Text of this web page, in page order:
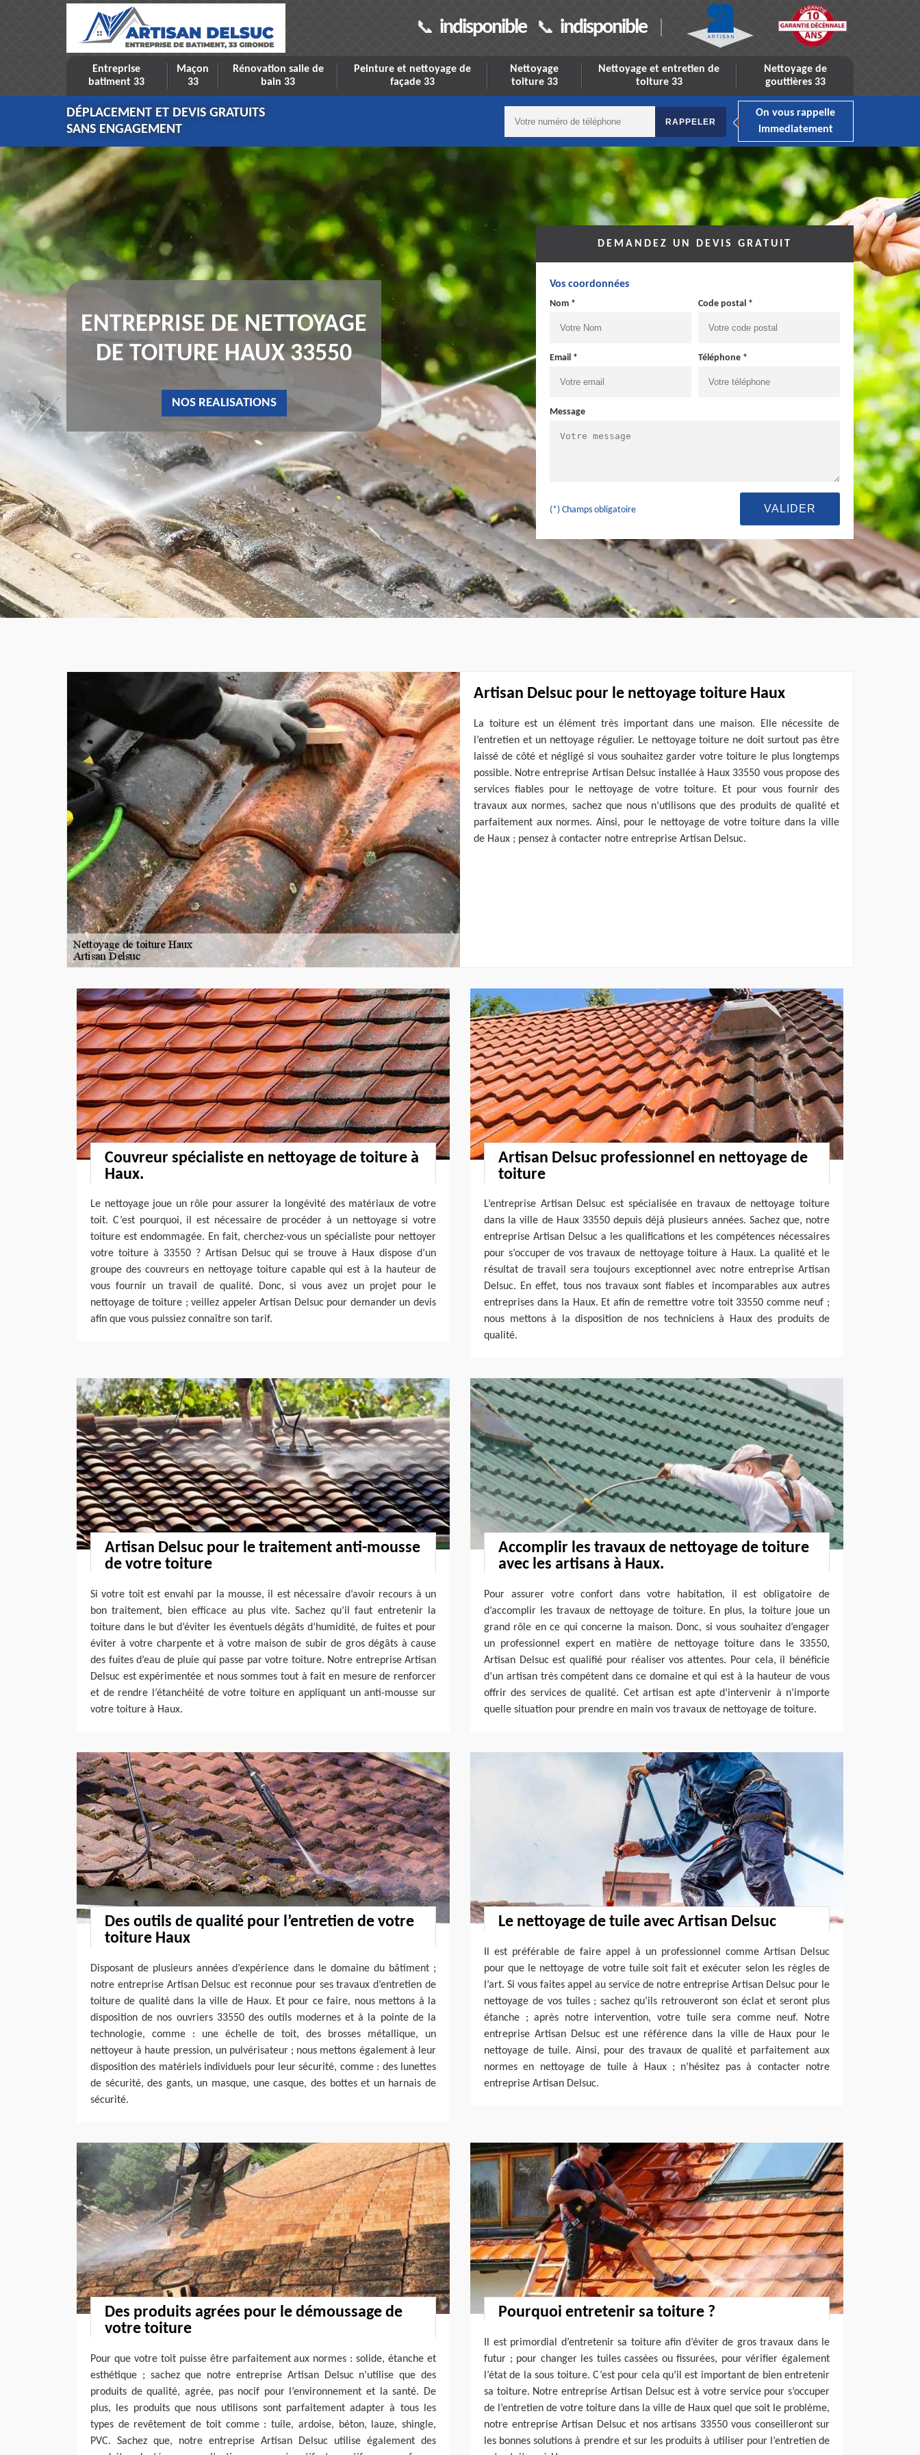
indisponible indisponible
Entreprise
batiment 33
Maçon
33
Rénovation salle de
bain 33
Peinture et nettoyage de
façade 33
Nettoyage
toiture 33
Nettoyage et entretien de
toiture 33
Nettoyage de
gouttières 33
DÉPLACEMENT ET DEVIS GRATUITS
SANS ENGAGEMENT
On vous rappelle
immediatement
ENTREPRISE DE NETTOYAGE
DE TOITURE HAUX 33550
NOS REALISATIONS
DEMANDEZ UN DEVIS GRATUIT
Vos coordonnées
Nom * Code postal *
Email * Téléphone *
Message
(*) Champs obligatoire
Artisan Delsuc pour le nettoyage toiture Haux
La toiture est un élément très important dans une maison. Elle nécessite de
l’entretien et un nettoyage régulier. Le nettoyage toiture ne doit surtout pas être
laissé de côté et négligé si vous souhaitez garder votre toiture le plus longtemps
possible. Notre entreprise Artisan Delsuc installée à Haux 33550 vous propose des
services fiables pour le nettoyage de votre toiture. Et pour vous fournir des
travaux aux normes, sachez que nous n’utilisons que des produits de qualité et
parfaitement aux normes. Ainsi, pour le nettoyage de votre toiture dans la ville
de Haux ; pensez à contacter notre entreprise Artisan Delsuc.
Couvreur spécialiste en nettoyage de toiture à
Haux.
Le nettoyage joue un rôle pour assurer la longévité des matériaux de votre
toit. C’est pourquoi, il est nécessaire de procéder à un nettoyage si votre
toiture est endommagée. En fait, cherchez-vous un spécialiste pour nettoyer
votre toiture à 33550 ? Artisan Delsuc qui se trouve à Haux dispose d’un
groupe des couvreurs en nettoyage toiture capable qui est à la hauteur de
vous fournir un travail de qualité. Donc, si vous avez un projet pour le
nettoyage de toiture ; veillez appeler Artisan Delsuc pour demander un devis
afin que vous puissiez connaître son tarif.
Artisan Delsuc professionnel en nettoyage de
toiture
L’entreprise Artisan Delsuc est spécialisée en travaux de nettoyage toiture
dans la ville de Haux 33550 depuis déjà plusieurs années. Sachez que, notre
entreprise Artisan Delsuc a les qualifications et les compétences nécessaires
pour s’occuper de vos travaux de nettoyage toiture à Haux. La qualité et le
résultat de travail sera toujours exceptionnel avec notre entreprise Artisan
Delsuc. En effet, tous nos travaux sont fiables et incomparables aux autres
entreprises dans la Haux. Et afin de remettre votre toit 33550 comme neuf ;
nous mettons à la disposition de nos techniciens à Haux des produits de
qualité.
Artisan Delsuc pour le traitement anti-mousse
de votre toiture
Si votre toit est envahi par la mousse, il est nécessaire d’avoir recours à un
bon traitement, bien efficace au plus vite. Sachez qu’il faut entretenir la
toiture dans le but d’éviter les éventuels dégâts d’humidité, de fuites et pour
éviter à votre charpente et à votre maison de subir de gros dégâts à cause
des fuites d’eau de pluie qui passe par votre toiture. Notre entreprise Artisan
Delsuc est expérimentée et nous sommes tout à fait en mesure de renforcer
et de rendre l’étanchéité de votre toiture en appliquant un anti-mousse sur
votre toiture à Haux.
Accomplir les travaux de nettoyage de toiture
avec les artisans à Haux.
Pour assurer votre confort dans votre habitation, il est obligatoire de
d’accomplir les travaux de nettoyage de toiture. En plus, la toiture joue un
grand rôle en ce qui concerne la maison. Donc, si vous souhaitez d’engager
un professionnel expert en matière de nettoyage toiture dans le 33550,
Artisan Delsuc est qualifié pour réaliser vos attentes. Pour cela, il bénéficie
d’un artisan très compétent dans ce domaine et qui est à la hauteur de vous
offrir des services de qualité. Cet artisan est apte d’intervenir à n’importe
quelle situation pour prendre en main vos travaux de nettoyage de toiture.
Des outils de qualité pour l’entretien de votre
toiture Haux
Disposant de plusieurs années d’expérience dans le domaine du bâtiment ;
notre entreprise Artisan Delsuc est reconnue pour ses travaux d’entretien de
toiture de qualité dans la ville de Haux. Et pour ce faire, nous mettons à la
disposition de nos ouvriers 33550 des outils modernes et à la pointe de la
technologie, comme : une échelle de toit, des brosses métallique, un
nettoyeur à haute pression, un pulvérisateur ; nous mettons également à leur
disposition des matériels individuels pour leur sécurité, comme : des lunettes
de sécurité, des gants, un masque, une casque, des bottes et un harnais de
sécurité.
Le nettoyage de tuile avec Artisan Delsuc
Il est préférable de faire appel à un professionnel comme Artisan Delsuc
pour que le nettoyage de votre tuile soit fait et exécuter selon les règles de
l’art. Si vous faites appel au service de notre entreprise Artisan Delsuc pour le
nettoyage de vos tuiles ; sachez qu’ils retrouveront son éclat et seront plus
étanche ; après notre intervention, votre tuile sera comme neuf. Notre
entreprise Artisan Delsuc est une référence dans la ville de Haux pour le
nettoyage de tuile. Ainsi, pour des travaux de qualité et parfaitement aux
normes en nettoyage de tuile à Haux ; n’hésitez pas à contacter notre
entreprise Artisan Delsuc.
Des produits agrées pour le démoussage de
votre toiture
Pour que votre toit puisse être parfaitement aux normes : solide, étanche et
esthétique ; sachez que notre entreprise Artisan Delsuc n’utilise que des
produits de qualité, agrée, pas nocif pour l’environnement et la santé. De
plus, les produits que nous utilisons sont parfaitement adapter à tous les
types de revêtement de toit comme : tuile, ardoise, béton, lauze, shingle,
PVC. Sachez que, notre entreprise Artisan Delsuc utilise également des
Pourquoi entretenir sa toiture ?
Il est primordial d’entretenir sa toiture afin d’éviter de gros travaux dans le
futur ; pour changer les tuiles cassées ou fissurées, pour vérifier également
l’état de la sous toiture. C’est pour cela qu’il est important de bien entretenir
sa toiture. Notre entreprise Artisan Delsuc est à votre service pour s’occuper
de l’entretien de votre toiture dans la ville de Haux quel que soit le problème,
notre entreprise Artisan Delsuc et nos artisans 33550 vous conseilleront sur
les bonnes solutions à prendre et sur les produits à utiliser pour l’entretien de